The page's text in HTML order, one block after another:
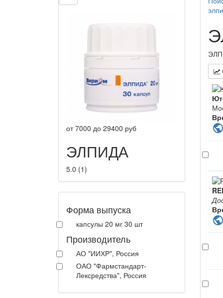
от7000 до 29400 руб
ЭЛПИДА
5.0 (1)
Форма выпуска
капсулы 20 мг 30 шт
Производитель
АО "ИИХР", Россия
ОАО "Фармстандарт-
Лексредства", Россия